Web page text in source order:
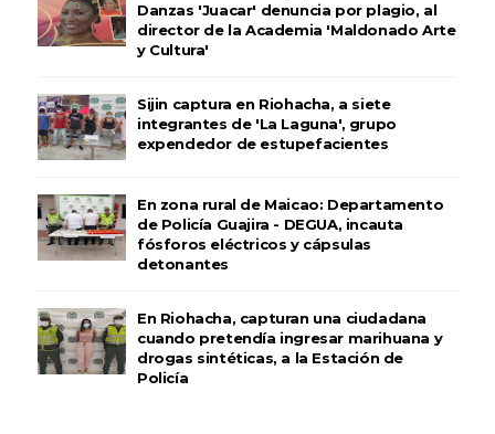
Danzas 'Juacar' denuncia por plagio, al
director de la Academia 'Maldonado Arte
y Cultura'
Sijin captura en Riohacha, a siete
integrantes de 'La Laguna', grupo
expendedor de estupefacientes
En zona rural de Maicao: Departamento
de Policía Guajira - DEGUA, incauta
fósforos eléctricos y cápsulas
detonantes
En Riohacha, capturan una ciudadana
cuando pretendía ingresar marihuana y
drogas sintéticas, a la Estación de
Policía